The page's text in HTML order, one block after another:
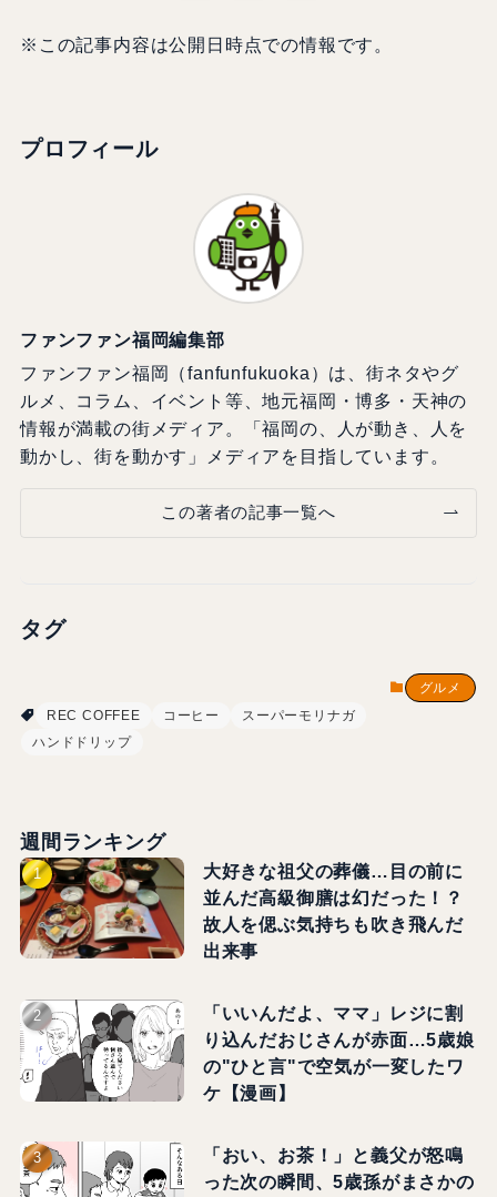
※この記事内容は公開日時点での情報です。
プロフィール
ファンファン福岡編集部
ファンファン福岡（fanfunfukuoka）は、街ネタやグ
ルメ、コラム、イベント等、地元福岡・博多・天神の
情報が満載の街メディア。「福岡の、人が動き、人を
動かし、街を動かす」メディアを目指しています。
この著者の記事一覧へ
タグ
グルメ
REC COFFEE
コーヒー
スーパーモリナガ
ハンドドリップ
週間ランキング
大好きな祖父の葬儀…目の前に
並んだ高級御膳は幻だった！？
故人を偲ぶ気持ちも吹き飛んだ
出来事
「いいんだよ、ママ」レジに割
り込んだおじさんが赤面…5歳娘
の"ひと言"で空気が一変したワ
ケ【漫画】
「おい、お茶！」と義父が怒鳴
った次の瞬間、5歳孫がまさかの